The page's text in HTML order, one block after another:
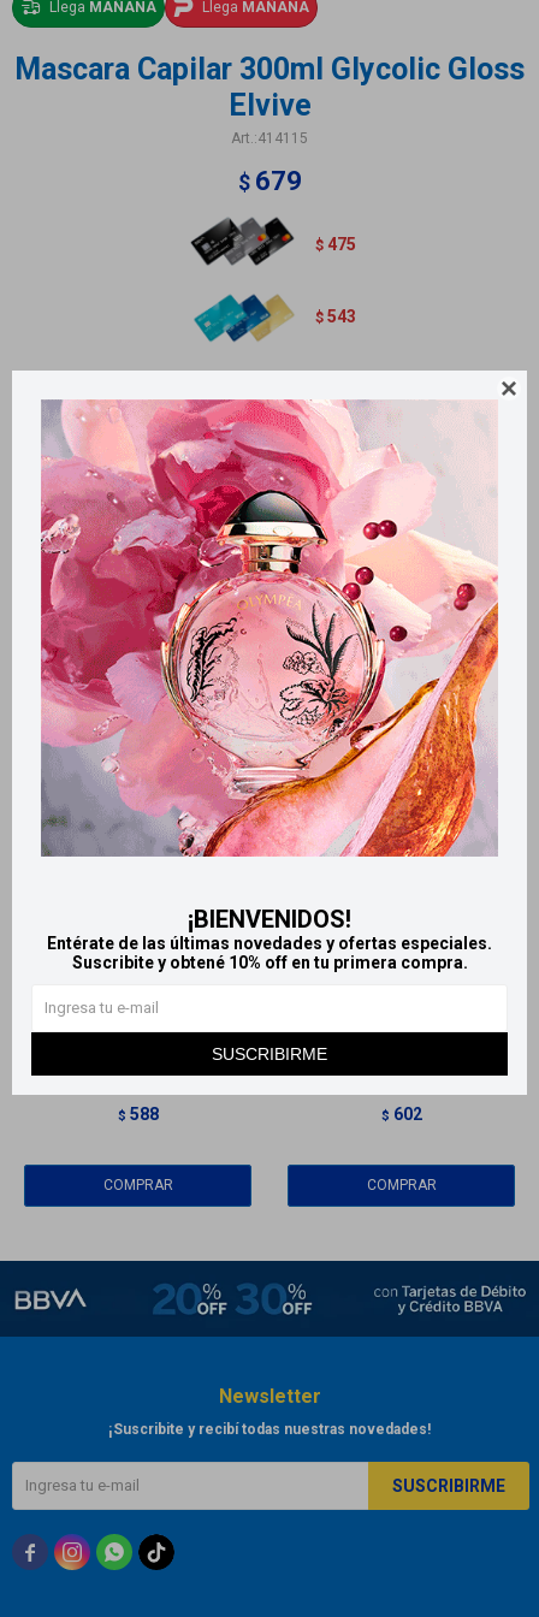

¡BIENVENIDOS!
Entérate de las últimas novedades y ofertas especiales.
Suscribite y obtené 10% off en tu primera compra.
SUSCRIBIRME
Llega MAÑANA Llega MAÑANA
Mascara Capilar 300ml Glycolic Gloss
Elvive
414115
$ 679
$ 475
$ 543
Métodos y costos de envío
Retiros gratuitos en tiendas
Productos que te pueden interesar
LlegaMAÑANA
LlegaMAÑANA
Pack matizador violeta
$ 588
Llega MAÑANA
Protector térmico Spray
$ 602
Newsletter
¡Suscribite y recibí todas nuestras novedades!
SUSCRIBIRME
  